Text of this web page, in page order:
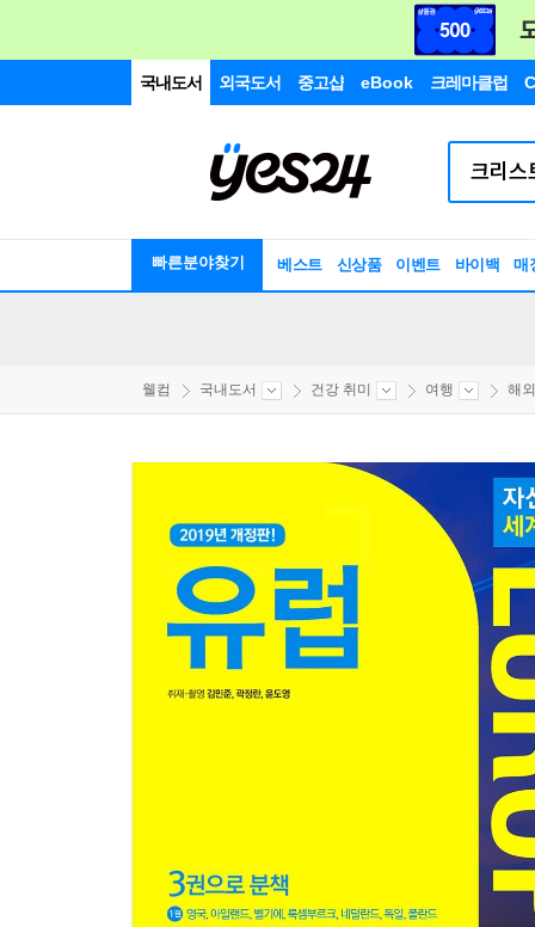
국내도서 외국도서 중고샵 eBook 크레마클럽
빠른분야찾기 베스트 신상품 이벤트 바이백 매
웰컴 국내도서 건강 취미 여행 해